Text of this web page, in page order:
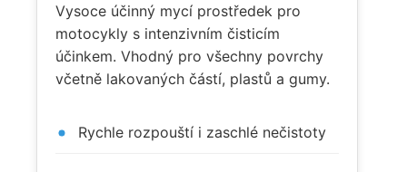
Vysoce účinný mycí prostředek pro
motocykly s intenzivním čisticím
účinkem. Vhodný pro všechny povrchy
včetně lakovaných částí, plastů a gumy.
Rychle rozpouští i zaschlé nečistoty